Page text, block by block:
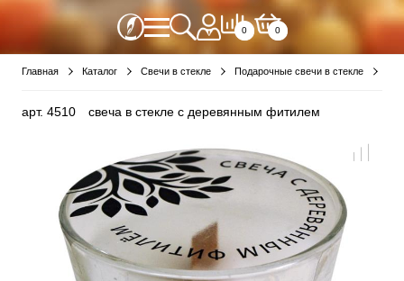
0 0
Главная Каталог Свечи в стекле Подарочные свечи в стекле
арт.4510 свеча в стекле с деревянным фитилем